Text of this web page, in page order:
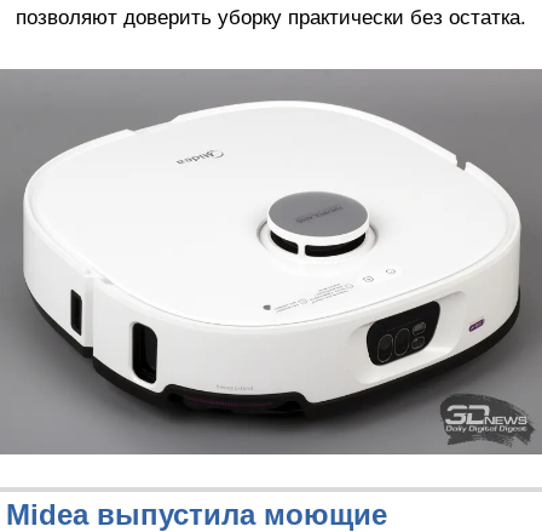
позволяют доверить уборку практически без остатка.
Midea выпустила моющие